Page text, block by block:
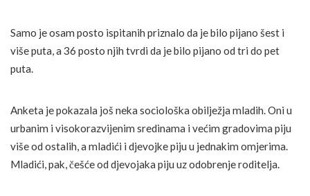
Samo je osam posto ispitanih priznalo da je bilo pijano šest i
više puta, a 36 posto njih tvrdi da je bilo pijano od tri do pet
puta.
Anketa je pokazala još neka sociološka obilježja mladih. Oni u
urbanim i visokorazvijenim sredinama i većim gradovima piju
više od ostalih, a mladići i djevojke piju u jednakim omjerima.
Mladići, pak, češće od djevojaka piju uz odobrenje roditelja.